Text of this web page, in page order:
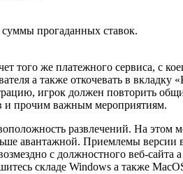
прогаданных ставок.
же платежного сервиса, с
а также откочевать в
игрок должен повторить
и прочим важным мероприятиям.
развлечений. На этом
авантажной. Приемлемы
с должностного веб-сайта
складе Windows а также